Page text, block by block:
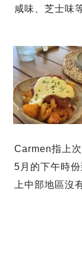
咸味、芝士味
Carmen指上
5月的下午時
上中部地區沒